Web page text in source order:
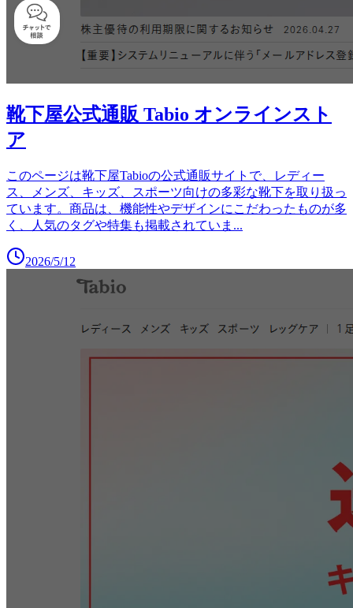
靴下屋公式通販 Tabio オンラインスト
ア
このページは靴下屋Tabioの公式通販サイトで、レディー
ス、メンズ、キッズ、スポーツ向けの多彩な靴下を取り扱っ
ています。商品は、機能性やデザインにこだわったものが多
く、人気のタグや特集も掲載されていま ...
2026/5/12